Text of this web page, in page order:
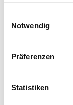
Notwendig
Präferenzen
Statistiken